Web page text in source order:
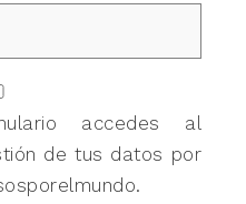
accedes al
de tus datos por